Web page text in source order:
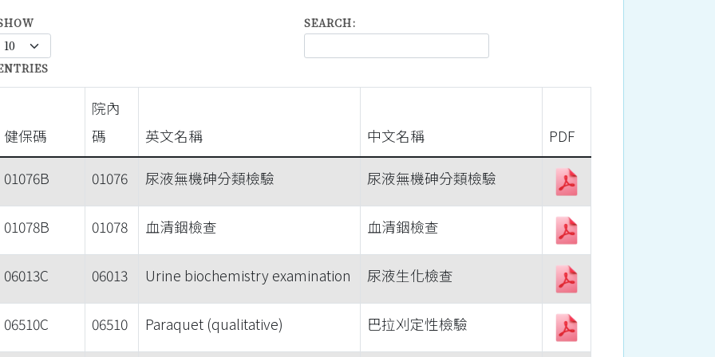
SEARCH:
健保碼
院內
碼
英文名稱 中文名稱 PDF
01076B 01076 尿液無機砷分類檢驗 尿液無機砷分類檢驗
01078B 01078 血清銦檢查 血清銦檢查
06013C 06013 Urine biochemistry examination 尿液生化檢查
06510C 06510 Paraquet (qualitative) 巴拉刈定性檢驗